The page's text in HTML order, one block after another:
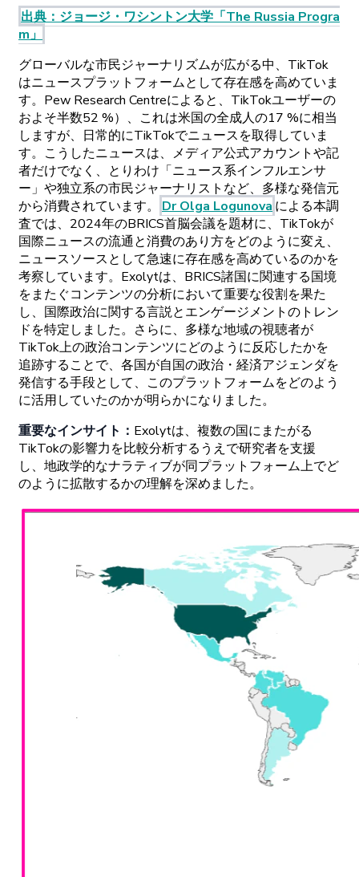
出典 ： ジョージ ・ ワシントン大学 「The Russia Progra
m」
グローバルな市民ジャーナリズムが広がる中、 TikTok
はニュースプラットフォームとして存在感を高めていま
す。 Pew Research Centreによると、 TikTokユーザーの
およそ半数52 %）、 これは米国の全成人の17 %に相当
しますが、 日常的にTikTokでニュースを取得していま
す。 こうしたニュースは、 メディア公式アカウントや記
者だけでなく、と りわけ 「ニュース系インフルエンサ
ー」や独立系の市民ジャーナリストなど、 多様な発信元
から消費されています。 Dr Olga Logunova による本調
査では、 2024年のBRICS首脳会議を題材に、 TikTokが
国際ニュースの流通と消費のあり方をどのように変え、
ニュースソースとして急速に存在感を高めているのかを
考察しています。 Exolytは、 BRICS諸国に関連する国境
をまたぐコンテンツの分析において重要な役割を果た
し、 国際政治に関する言説とエンゲージメントの トレン
ドを特定しました。さらに、 多様な地域の視聴者が
TikTok上の政治コンテンツにどのように反応したかを
追跡することで、 各国が自国の政治 ・ 経済アジェンダを
発信する手段として、 このプラットフォームをどのよう
に活用していたのかが明らかになりました。
重要なインサイト ： Exolytは、 複数の国にまたがる
TikTokの影響力を比較分析するうえで研究者を支援
し、 地政学的なナラティブが同プラットフォーム上でど
のように拡散するかの理解を深めました。